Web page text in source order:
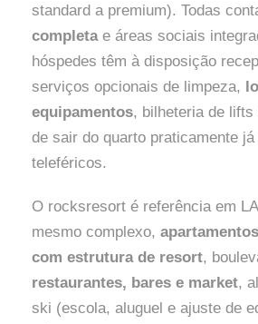
standard a premium). Todas
completae áreas sociais
hóspedes têm à disposição
serviços opcionais de limpeza,
equipamentos, bilheteria de lifts
de sair do quarto praticamente
teleféricos.
O rocksresort é referência em
mesmo complexo,
com estrutura de resort,
restaurantes, bares e market,
ski (escola, aluguel e ajuste de